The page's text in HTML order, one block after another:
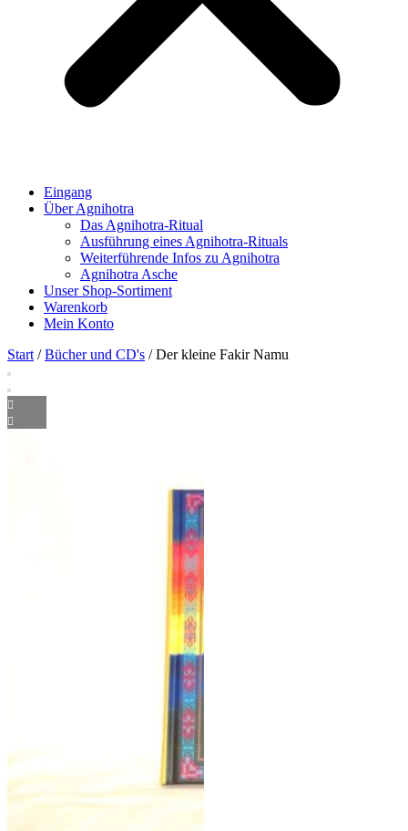
Eingang
Über Agnihotra
Das Agnihotra-Ritual
Ausführung eines Agnihotra-Rituals
Weiterführende Infos zu Agnihotra
Agnihotra Asche
Unser Shop-Sortiment
Warenkorb
Mein Konto
Start /Bücher und CD's / Der kleine Fakir Namu